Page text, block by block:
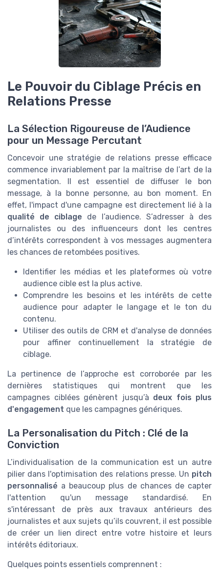
Le Pouvoir du Ciblage Précis en
Relations Presse
La Sélection Rigoureuse de l’Audience
pour un Message Percutant
Concevoir une stratégie de relations presse efficace
commence invariablement par la maîtrise de l’art de la
segmentation. Il est essentiel de diffuser le bon
message, à la bonne personne, au bon moment. En
effet, l'impact d'une campagne est directement lié à la
qualité de ciblage de l’audience. S’adresser à des
journalistes ou des influenceurs dont les centres
d’intérêts correspondent à vos messages augmentera
les chances de retombées positives.
Identifier les médias et les plateformes où votre
audience cible est la plus active.
Comprendre les besoins et les intérêts de cette
audience pour adapter le langage et le ton du
contenu.
Utiliser des outils de CRM et d'analyse de données
pour affiner continuellement la stratégie de
ciblage.
La pertinence de l’approche est corroborée par les
dernières statistiques qui montrent que les
campagnes ciblées génèrent jusqu’à deux fois plus
d'engagement que les campagnes génériques.
La Personalisation du Pitch : Clé de la
Conviction
L’individualisation de la communication est un autre
pilier dans l'optimisation des relations presse. Un pitch
personnalisé a beaucoup plus de chances de capter
l'attention qu'un message standardisé. En
s'intéressant de près aux travaux antérieurs des
journalistes et aux sujets qu’ils couvrent, il est possible
de créer un lien direct entre votre histoire et leurs
intérêts éditoriaux.
Quelques points essentiels comprennent :